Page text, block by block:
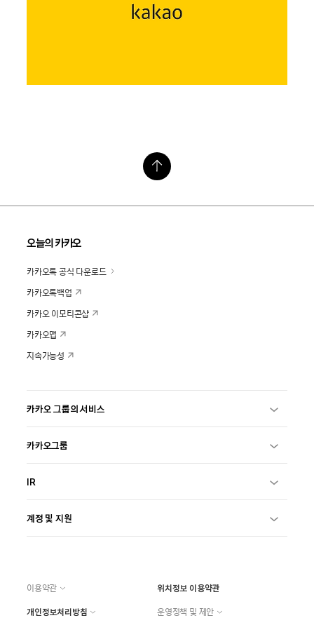
오늘의 카카오
카카오톡 공식 다운로드
카카오톡백업
카카오 이모티콘샵
카카오맵
지속가능성
카카오 그룹의 서비스
카카오그룹
IR
계정 및 지원
이용약관
위치정보 이용약관
개인정보처리방침
운영정책 및 제안